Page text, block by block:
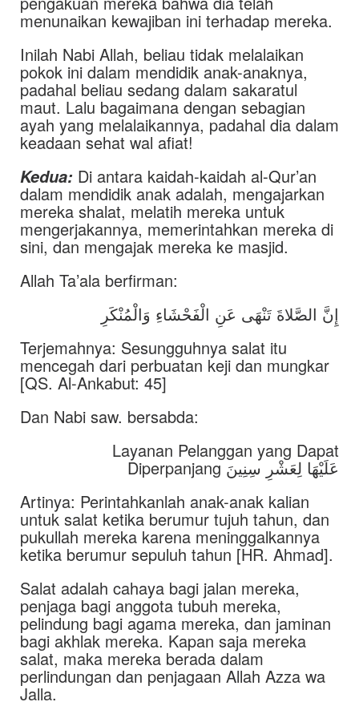
menunaikan kewajiban ini terhadap mereka.
Inilah Nabi Allah, beliau tidak melalaikan
pokok ini dalam mendidik anak-anaknya,
padahal beliau sedang dalam sakaratul
maut. Lalu bagaimana dengan sebagian
ayah yang melalaikannya, padahal dia dalam
keadaan sehat wal afiat!
Kedua: Di antara kaidah-kaidah al-Qur’an
dalam mendidik anak adalah, mengajarkan
mereka shalat, melatih mereka untuk
mengerjakannya, memerintahkan mereka di
sini, dan mengajak mereka ke masjid.
Allah Ta’ala berfirman:
إِنَّ الصَّلاةَ تَنْهَى عَنِ الْفَحْشَاءِ وَالْمُنْكَرِ
Terjemahnya: Sesungguhnya salat itu
mencegah dari perbuatan keji dan mungkar
[QS. Al-Ankabut: 45]
Dan Nabi saw. bersabda:
Layanan Pelanggan yang Dapat
Diperpanjang عَلَيْهَا لِعَشْرِ سِنِينَ
Artinya: Perintahkanlah anak-anak kalian
untuk salat ketika berumur tujuh tahun, dan
pukullah mereka karena meninggalkannya
ketika berumur sepuluh tahun [HR. Ahmad].
Salat adalah cahaya bagi jalan mereka,
penjaga bagi anggota tubuh mereka,
pelindung bagi agama mereka, dan jaminan
bagi akhlak mereka. Kapan saja mereka
salat, maka mereka berada dalam
perlindungan dan penjagaan Allah Azza wa
Jalla.